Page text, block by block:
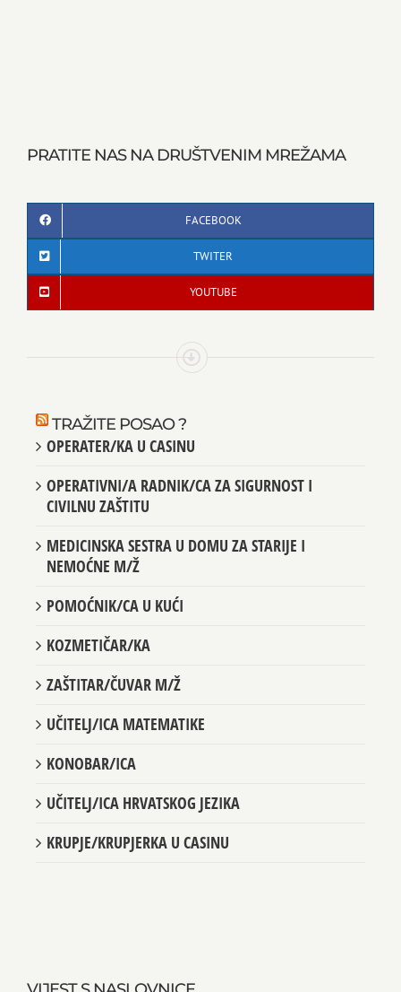
PRATITE NAS NA DRUŠTVENIM MREŽAMA
FACEBOOK
TWITER
YOUTUBE
TRAŽITE POSAO ?
OPERATER/KA U CASINU
OPERATIVNI/A RADNIK/CA ZA SIGURNOST I
CIVILNU ZAŠTITU
MEDICINSKA SESTRA U DOMU ZA STARIJE I
NEMOĆNE M/Ž
POMOĆNIK/CA U KUĆI
KOZMETIČAR/KA
ZAŠTITAR/ČUVAR M/Ž
UČITELJ/ICA MATEMATIKE
KONOBAR/ICA
UČITELJ/ICA HRVATSKOG JEZIKA
KRUPJE/KRUPJERKA U CASINU